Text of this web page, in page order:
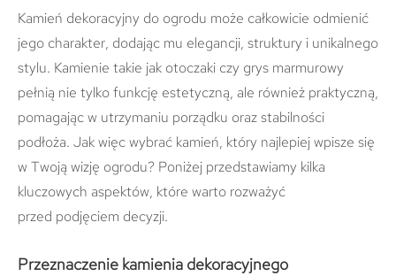
Kamień dekoracyjny do ogrodu może całkowicie odmienić
jego charakter, dodając mu elegancji, struktury i unikalnego
stylu. Kamienie takie jak otoczaki czy grys marmurowy
pełnią nie tylko funkcję estetyczną, ale również praktyczną,
pomagając w utrzymaniu porządku oraz stabilności
podłoża. Jak więc wybrać kamień, który najlepiej wpisze się
w Twoją wizję ogrodu? Poniżej przedstawiamy kilka
kluczowych aspektów, które warto rozważyć
przed podjęciem decyzji.
Przeznaczenie kamienia dekoracyjnego